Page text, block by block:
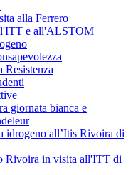
alla Ferrero
e all'ALSTOM
Resistenza
giornata bianca e
idrogeno all’Itis Rivoira di
Rivoira in visita all'ITT di